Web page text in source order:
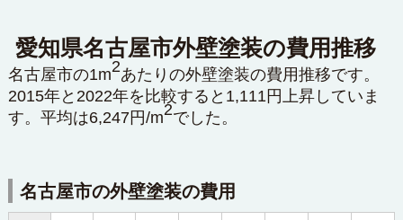
愛知県名古屋市外壁塗装の費用推移
名古屋市の1m2あたりの外壁塗装の費用推移です。
2015年と2022年を比較すると1,111円上昇していま
す。平均は6,247円/m2でした。
名古屋市の外壁塗装の費用